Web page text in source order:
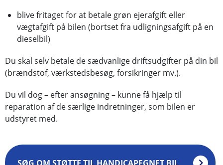
blive fritaget for at betale grøn ejerafgift eller
vægtafgift på bilen (bortset fra udligningsafgift på en
dieselbil)
Du skal selv betale de sædvanlige driftsudgifter på din bil
(brændstof, værkstedsbesøg, forsikringer mv.).
Du vil dog – efter ansøgning – kunne få hjælp til
reparation af de særlige indretninger, som bilen er
udstyret med.